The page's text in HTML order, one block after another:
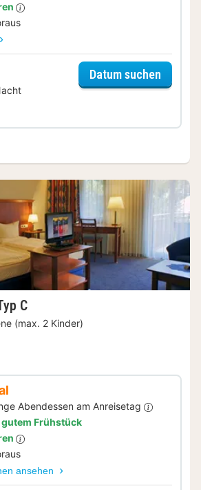
Datum suchen
C
(max. 2 Kinder)
Abendessen am Anreisetag
Frühstück
ansehen